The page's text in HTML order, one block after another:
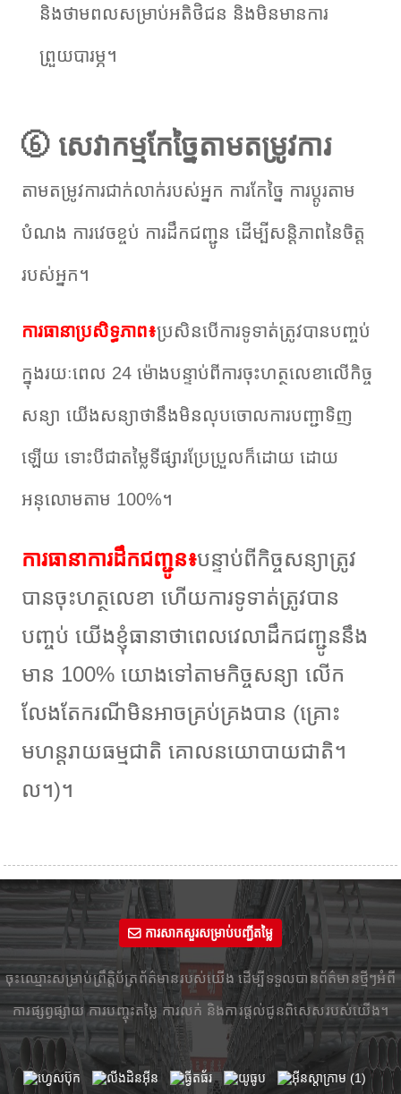
និងថាមពលសម្រាប់អតិថិជន និងមិនមានការ
ព្រួយបារម្ភ។
⑥ សេវាកម្មកែច្នៃតាមតម្រូវការ
តាមតម្រូវការជាក់លាក់របស់អ្នក ការកែច្នៃ ការប្ដូរតាម
បំណង ការវេចខ្ចប់ ការដឹកជញ្ជូន ដើម្បីសន្តិភាពនៃចិត្ត
របស់អ្នក។
ការធានាប្រសិទ្ធភាព៖ប្រសិនបើការទូទាត់ត្រូវបានបញ្ចប់
ក្នុងរយៈពេល 24 ម៉ោងបន្ទាប់ពីការចុះហត្ថលេខាលើកិច្ច
សន្យា យើងសន្យាថានឹងមិនលុបចោលការបញ្ជាទិញ
ឡើយ ទោះបីជាតម្លៃទីផ្សារប្រែប្រួលក៏ដោយ ដោយ
អនុលោមតាម 100%។
ការធានាការដឹកជញ្ជូន៖បន្ទាប់ពីកិច្ចសន្យាត្រូវ
បានចុះហត្ថលេខា ហើយការទូទាត់ត្រូវបាន
បញ្ចប់ យើងខ្ញុំធានាថាពេលវេលាដឹកជញ្ជូននឹង
មាន 100% យោងទៅតាមកិច្ចសន្យា លើក
លែងតែករណីមិនអាចគ្រប់គ្រងបាន (គ្រោះ
មហន្តរាយធម្មជាតិ គោលនយោបាយជាតិ។
ល។)។
ការសាកសួរសម្រាប់បញ្ជីតម្លៃ
ចុះឈ្មោះសម្រាប់ព្រឹត្តិប័ត្រព័ត៌មានរបស់យើង ដើម្បីទទួលបានព័ត៌មានថ្មីៗអំពី
ការផ្សព្វផ្សាយ ការបញ្ចុះតម្លៃ ការលក់ និងការផ្តល់ជូនពិសេសរបស់យើង។